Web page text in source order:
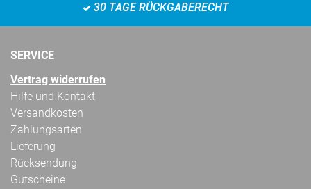
30 TAGE RÜCKGABERECHT
SERVICE
Vertrag widerrufen
Hilfe und Kontakt
Versandkosten
Zahlungsarten
Lieferung
Rücksendung
Gutscheine